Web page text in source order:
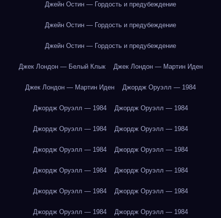
Джейн Остин — Гордость и предубеждение
Джейн Остин — Гордость и предубеждение
Джейн Остин — Гордость и предубеждение
Джек Лондон — Белый Клык Джек Лондон — Мартин Иден
Джек Лондон — Мартин Иден Джордж Оруэлл — 1984
Джордж Оруэлл — 1984 Джордж Оруэлл — 1984
Джордж Оруэлл — 1984 Джордж Оруэлл — 1984
Джордж Оруэлл — 1984 Джордж Оруэлл — 1984
Джордж Оруэлл — 1984 Джордж Оруэлл — 1984
Джордж Оруэлл — 1984 Джордж Оруэлл — 1984
Джордж Оруэлл — 1984 Джордж Оруэлл — 1984